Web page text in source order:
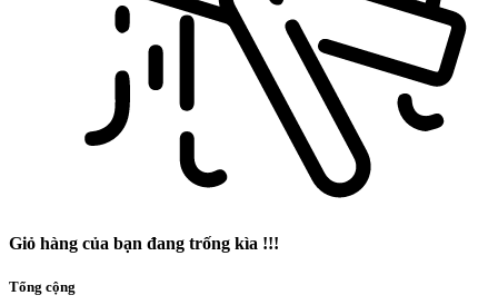
Giỏ hàng của bạn đang trống kìa !!!
Tổng cộng